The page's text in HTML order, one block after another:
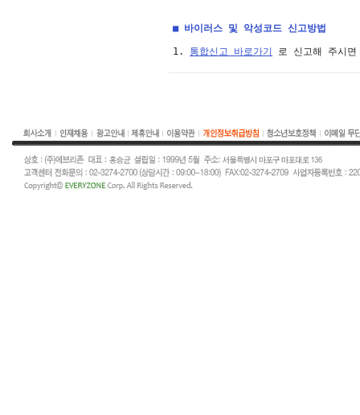
■ 바이러스 및 악성코드 신고방법
1. 통합신고 바로가기 로 신고해 주시